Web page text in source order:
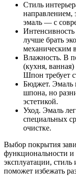
Стиль
эмаль — с
лучше брать
механическим
Влажность. В
(кухня,
Шпон требует
Бюджет. Эмаль
шпона, но
эстетикой.
Уход. Эмаль
специальных
очистке.
Выбор покрытия
функциональности
эксплуатации, стиль
поможет избежать